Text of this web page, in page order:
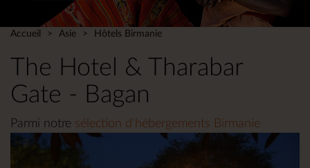
Accueil Asie Hôtels Birmanie
The Hotel & Tharabar
Gate - Bagan
Parmi notre sélection d'hébergements Birmanie